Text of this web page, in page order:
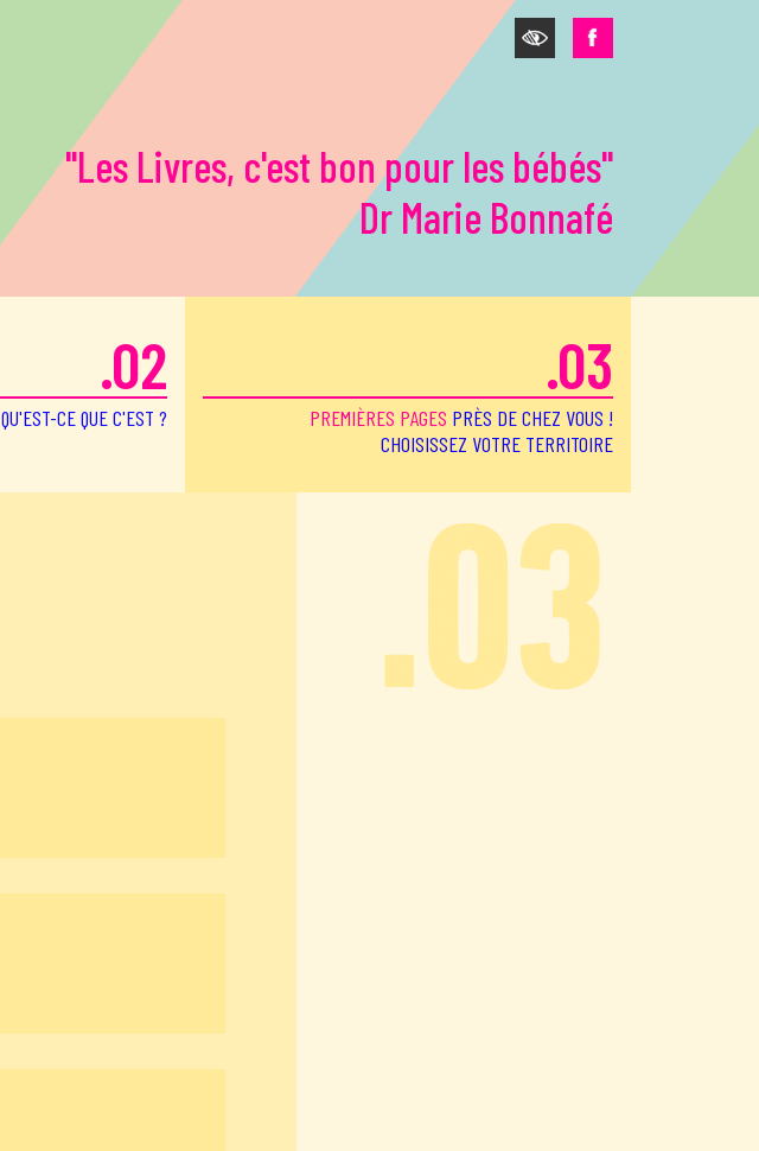
"Les Livres, c'est bon pour les bébés"
Dr Marie Bonnafé
.02
QU'EST-CE QUE C'EST ?
.03
PREMIÈRES PAGES PRÈS DE CHEZ VOUS !
CHOISISSEZ VOTRE TERRITOIRE